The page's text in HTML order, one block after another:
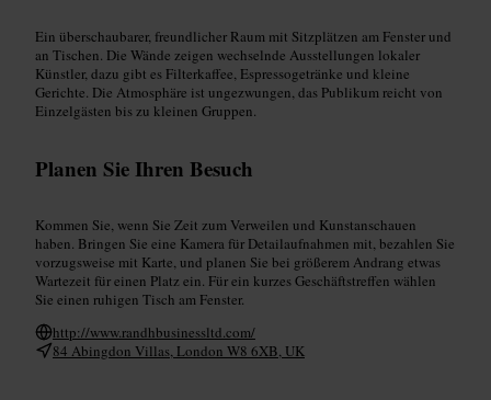
Ein überschaubarer, freundlicher Raum mit Sitzplätzen am Fenster und
an Tischen. Die Wände zeigen wechselnde Ausstellungen lokaler
Künstler, dazu gibt es Filterkaffee, Espressogetränke und kleine
Gerichte. Die Atmosphäre ist ungezwungen, das Publikum reicht von
Einzelgästen bis zu kleinen Gruppen.
Planen Sie Ihren Besuch
Kommen Sie, wenn Sie Zeit zum Verweilen und Kunstanschauen
haben. Bringen Sie eine Kamera für Detailaufnahmen mit, bezahlen Sie
vorzugsweise mit Karte, und planen Sie bei größerem Andrang etwas
Wartezeit für einen Platz ein. Für ein kurzes Geschäftstreffen wählen
Sie einen ruhigen Tisch am Fenster.
http://www.randhbusinessltd.com/
84 Abingdon Villas, London W8 6XB, UK